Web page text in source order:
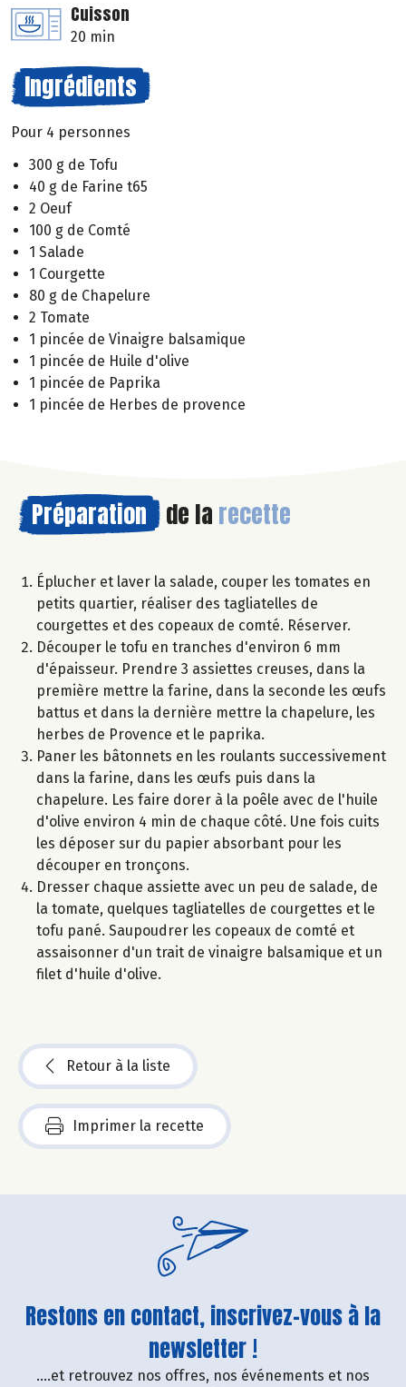
Cuisson
20 min
Ingrédients
Pour 4 personnes
300 g de Tofu
40 g de Farine t65
2 Oeuf
100 g de Comté
1 Salade
1 Courgette
80 g de Chapelure
2 Tomate
1 pincée de Vinaigre balsamique
1 pincée de Huile d'olive
1 pincée de Paprika
1 pincée de Herbes de provence
Préparation de la recette
Éplucher et laver la salade, couper les tomates en
petits quartier, réaliser des tagliatelles de
courgettes et des copeaux de comté. Réserver.
Découper le tofu en tranches d'environ 6 mm
d'épaisseur. Prendre 3 assiettes creuses, dans la
première mettre la farine, dans la seconde les œufs
battus et dans la dernière mettre la chapelure, les
herbes de Provence et le paprika.
Paner les bâtonnets en les roulants successivement
dans la farine, dans les œufs puis dans la
chapelure. Les faire dorer à la poêle avec de l'huile
d'olive environ 4 min de chaque côté. Une fois cuits
les déposer sur du papier absorbant pour les
découper en tronçons.
Dresser chaque assiette avec un peu de salade, de
la tomate, quelques tagliatelles de courgettes et le
tofu pané. Saupoudrer les copeaux de comté et
assaisonner d'un trait de vinaigre balsamique et un
filet d'huile d'olive.
Retour à la liste
Imprimer la recette
Restons en contact, inscrivez-vous à la
newsletter !
....et retrouvez nos offres, nos événements et nos